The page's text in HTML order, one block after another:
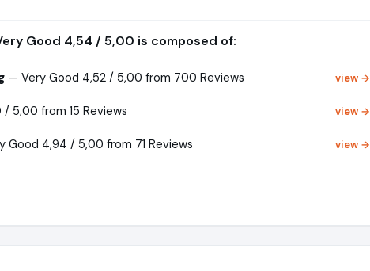
Good 4,54 / 5,00 is composed of:
— Very Good 4,52 / 5,00 from 700 Reviews view →
5,00 from 15 Reviews view →
Good 4,94 / 5,00 from 71 Reviews view →